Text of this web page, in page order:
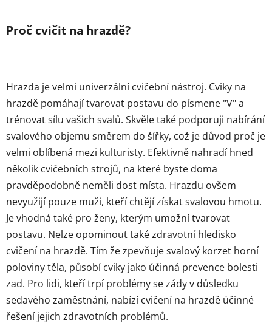
Proč cvičit na hrazdě?
Hrazda je velmi univerzální cvičební nástroj. Cviky na
hrazdě pomáhají tvarovat postavu do písmene "V" a
trénovat sílu vašich svalů. Skvěle také podporuji nabírání
svalového objemu směrem do šířky, což je důvod proč je
velmi oblíbená mezi kulturisty. Efektivně nahradí hned
několik cvičebních strojů, na které byste doma
pravděpodobně neměli dost místa. Hrazdu ovšem
nevyužijí pouze muži, kteří chtějí získat svalovou hmotu.
Je vhodná také pro ženy, kterým umožní tvarovat
postavu. Nelze opominout také zdravotní hledisko
cvičení na hrazdě. Tím že zpevňuje svalový korzet horní
poloviny těla, působí cviky jako účinná prevence bolesti
zad. Pro lidi, kteří trpí problémy se zády v důsledku
sedavého zaměstnání, nabízí cvičení na hrazdě účinné
řešení jejich zdravotních problémů.